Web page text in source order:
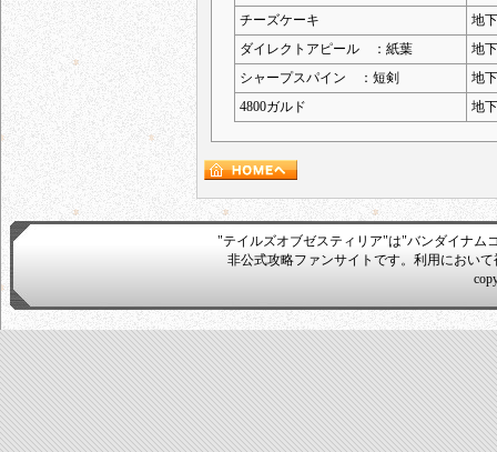
チーズケーキ
地
ダイレクトアピール ：紙葉
地
シャープスパイン ：短剣
地
4800ガルド
地
"テイルズオブゼスティリア"は"バンダイナム
非公式攻略ファンサイトです。利用におい